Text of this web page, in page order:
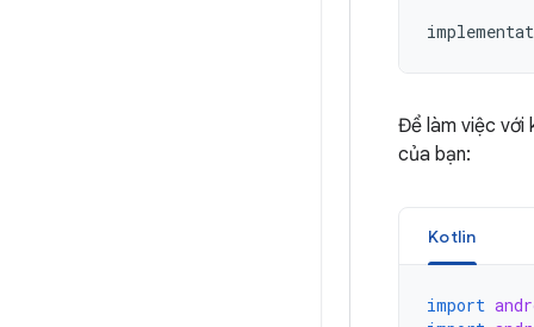
Để làm việc với
của bạn:
Kotlin
import